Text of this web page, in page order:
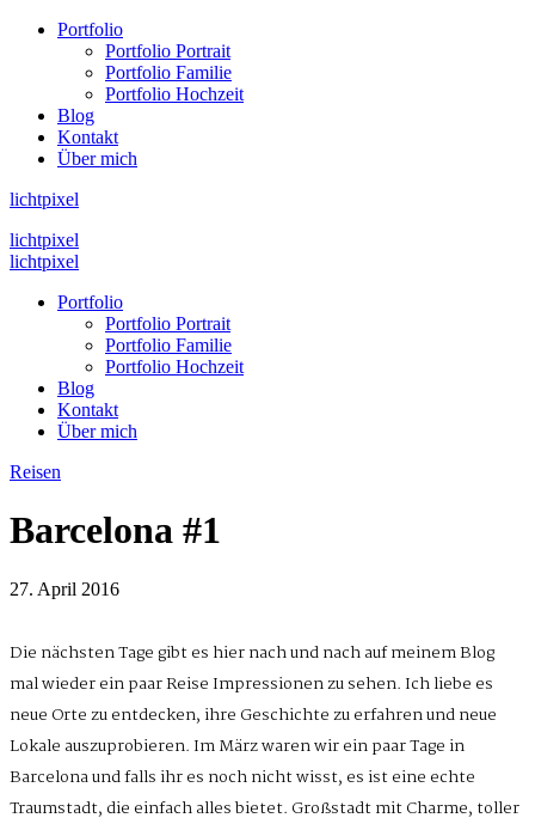
Portfolio
Portfolio Portrait
Portfolio Familie
Portfolio Hochzeit
Blog
Kontakt
Über mich
lichtpixel
lichtpixel
lichtpixel
Portfolio
Portfolio Portrait
Portfolio Familie
Portfolio Hochzeit
Blog
Kontakt
Über mich
Reisen
Barcelona #1
27. April 2016
Die nächsten Tage gibt es hier nach und nach auf meinem Blog
mal wieder ein paar Reise Impressionen zu sehen. Ich liebe es
neue Orte zu entdecken, ihre Geschichte zu erfahren und neue
Lokale auszuprobieren. Im März waren wir ein paar Tage in
Barcelona und falls ihr es noch nicht wisst, es ist eine echte
Traumstadt, die einfach alles bietet. Großstadt mit Charme, toller